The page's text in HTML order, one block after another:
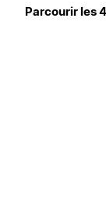
Parcourir les